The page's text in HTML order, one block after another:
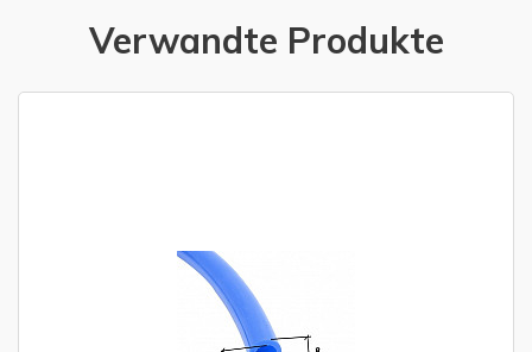
Verwandte Produkte